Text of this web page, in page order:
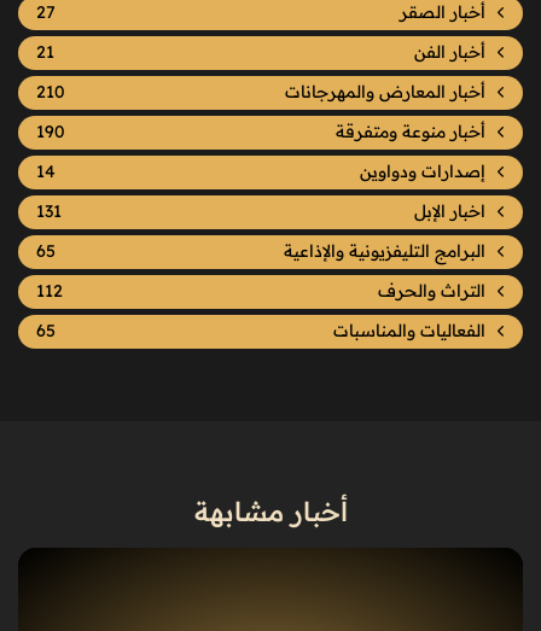
أخبار الصقر
27
أخبار الفن
21
أخبار المعارض والمهرجانات
210
أخبار منوعة ومتفرقة
190
إصدارات ودواوين
14
اخبار الإبل
131
البرامج التليفزيونية والإذاعية
65
التراث والحرف
112
الفعاليات والمناسبات
65
أخبار مشابهة